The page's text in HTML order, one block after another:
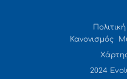
Κανονισμός
2024